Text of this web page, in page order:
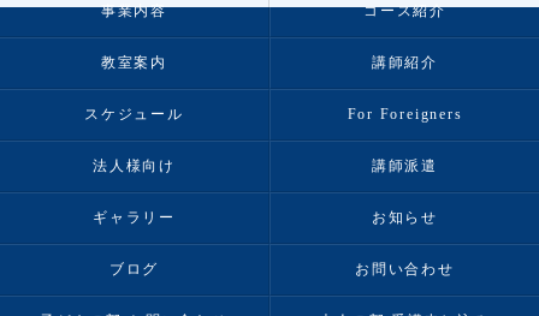
事業内容 コース紹介
教室案内 講師紹介
スケジュール For Foreigners
法人様向け 講師派遣
ギャラリー お知らせ
ブログ お問い合わせ